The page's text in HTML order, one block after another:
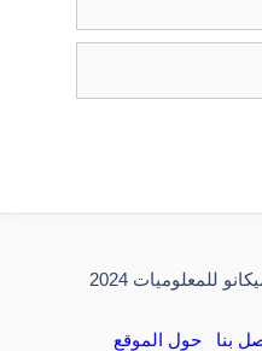
للمعلوميات 2024
بنا حول الموقع